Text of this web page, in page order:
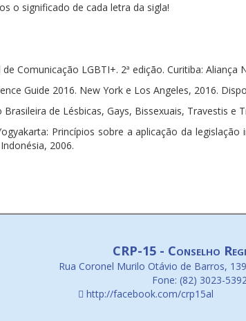
o significado de cada letra da sigla!
de Comunicação LGBTI+. 2ª edição. Curitiba: Aliança
Guide 2016. New York e Los Angeles, 2016.
Brasileira de Lésbicas, Gays, Bissexuais, Travestis e
Princípios sobre a aplicação da
2006.
CRP-15 - Conselho
Rua Coronel Murilo Otávio de Barros,
Fone: (82) 3023-
http://facebook.com/crp15al